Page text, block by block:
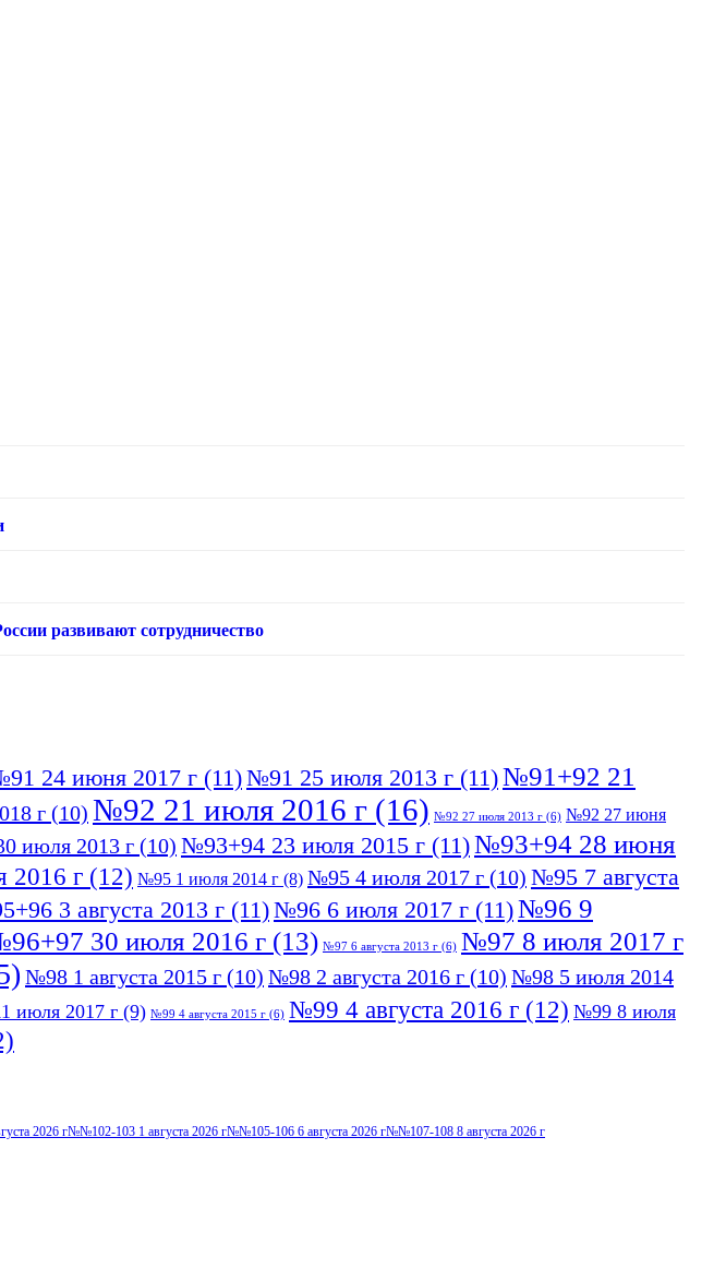
развивают сотрудничество
24 июня 2017 г (11)№91 25 июля 2013 г (11)№91+92 21
г (10) №92 21 июля 2016 г (16) №92 27 июля 2013 г (6) №92 27 июня
июля 2013 г (10) №93+94 23 июля 2015 г (11)№93+94 28 июня
2016 г (12) №95 1 июля 2014 г (8) №95 4 июля 2017 г (10) №95 7 августа
3 августа 2013 г (11)№96 6 июля 2017 г (11)№96 9
30 июля 2016 г (13) №97 6 августа 2013 г (6) №97 8 июля 2017 г
№98 1 августа 2015 г (10) №98 2 августа 2016 г (10) №98 5 июля 2014
июля 2017 г (9) №99 4 августа 2015 г (6) №99 4 августа 2016 г (12) №99 8 июля
2026 г№№102-103 1 августа 2026 г№№105-106 6 августа 2026 г№№107-108 8 августа 2026 г